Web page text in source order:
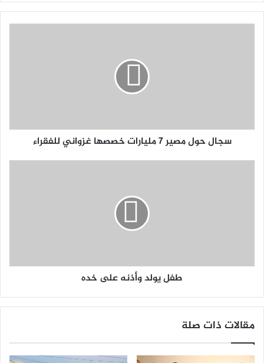
سجال حول مصير 7 مليارات خصصها غزواني للفقراء
طفل يولد وأذنه على خده
مقالات ذات صلة